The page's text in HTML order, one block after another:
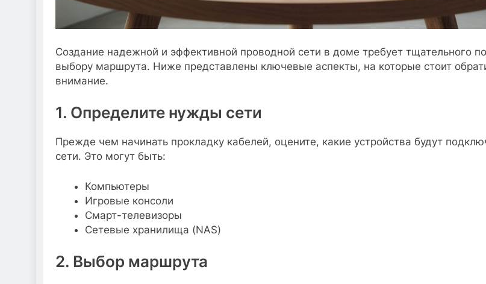
Создание надежной и эффективной проводной сети в доме требует тщательного
выбору маршрута. Ниже представлены ключевые аспекты, на которые стоит
внимание.
1. Определите нужды сети
Прежде чем начинать прокладку кабелей, оцените, какие устройства будут
сети. Это могут быть:
Компьютеры
Игровые консоли
Смарт-телевизоры
Сетевые хранилища (NAS)
2. Выбор маршрута